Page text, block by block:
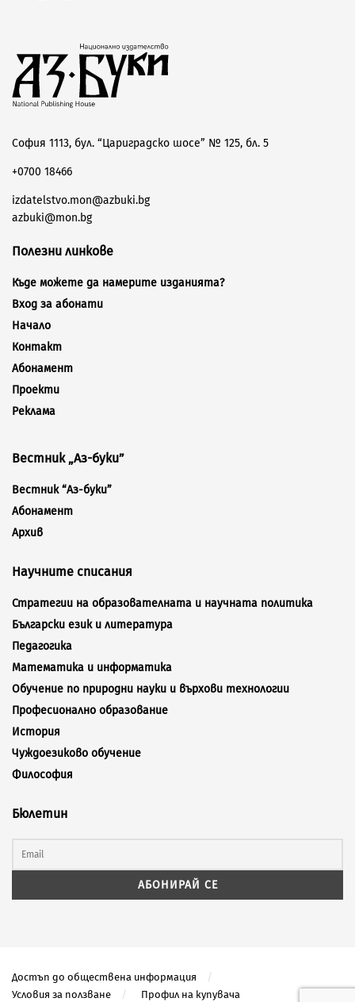
София 1113, бул. “Цариградско шосе” № 125, бл. 5
+0700 18466
izdatelstvo.mon@azbuki.bg
azbuki@mon.bg
Полезни линкове
Къде можете да намерите изданията?
Вход за абонати
Начало
Контакт
Абонамент
Проекти
Реклама
Вестник „Аз-буки”
Вестник “Аз-буки”
Абонамент
Архив
Научните списания
Стратегии на образователната и научната политика
Български език и литература
Педагогика
Математика и информатика
Обучение по природни науки и върхови технологии
Професионално образование
История
Чуждоезиково обучение
Философия
Бюлетин
Достъп до обществена информация
Условия за ползване
Профил на купувача